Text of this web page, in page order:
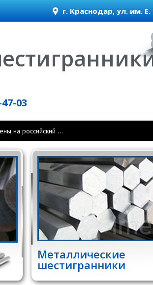
г. Краснодар, ул. им.
03
на российский …
Металлические
шестигранники